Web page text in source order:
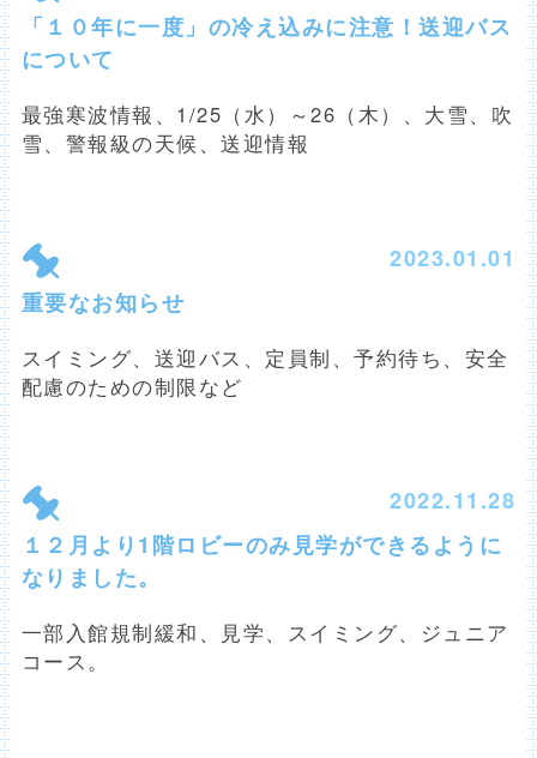
「１０年に一度」の冷え込みに注意！送迎バス
について
最強寒波情報、1/25（水）～26（木）、大雪、吹
雪、警報級の天候、送迎情報
2023.01.01
重要なお知らせ
スイミング、送迎バス、定員制、予約待ち、安全
配慮のための制限など
2022.11.28
１２月より1階ロビーのみ見学ができるように
なりました。
一部入館規制緩和、見学、スイミング、ジュニア
コース。